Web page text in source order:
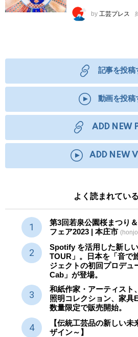
by 工芸プレス
記事を投稿
動画を投稿
ADD NEW
ADD NEW
よく読まれてい
第3回若泉公園桜まつり
フェア2023 | 本庄市
Spotify を活用した新し
TOUR」。日本を「音で
ジェクトの初回プロデュ
Cab」が登場。
和紙作家・アーティスト
照明コレクション、家具
数量限定で販売開始。
【伝統工芸品の新しい
ザイン～】